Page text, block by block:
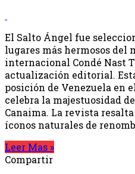
El Salto Ángel fue
lugares más hermosos del
internacional Condé Nast
actualización editorial.
posición de Venezuela en
celebra la majestuosidad
Canaima. La revista
íconos naturales de
Leer Mas »
Compartir